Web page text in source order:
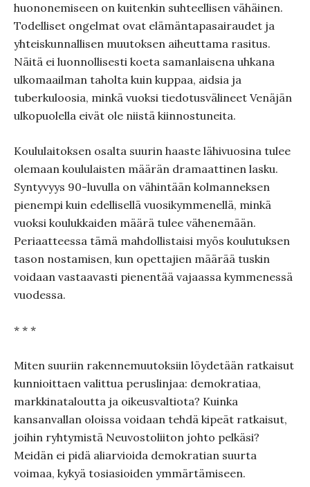
huononemiseen on kuitenkin suhteellisen vähäinen.
Todelliset ongelmat ovat elämäntapasairaudet ja
yhteiskunnallisen muutoksen aiheuttama rasitus.
Näitä ei luonnollisesti koeta samanlaisena uhkana
ulkomaailman taholta kuin kuppaa, aidsia ja
tuberkuloosia, minkä vuoksi tiedotusvälineet Venäjän
ulkopuolella eivät ole niistä kiinnostuneita.
Koululaitoksen osalta suurin haaste lähivuosina tulee
olemaan koululaisten määrän dramaattinen lasku.
Syntyvyys 90-luvulla on vähintään kolmanneksen
pienempi kuin edellisellä vuosikymmenellä, minkä
vuoksi koulukkaiden määrä tulee vähenemään.
Periaatteessa tämä mahdollistaisi myös koulutuksen
tason nostamisen, kun opettajien määrää tuskin
voidaan vastaavasti pienentää vajaassa kymmenessä
vuodessa.
* * *
Miten suuriin rakennemuutoksiin löydetään ratkaisut
kunnioittaen valittua peruslinjaa: demokratiaa,
markkinataloutta ja oikeusvaltiota? Kuinka
kansanvallan oloissa voidaan tehdä kipeät ratkaisut,
joihin ryhtymistä Neuvostoliiton johto pelkäsi?
Meidän ei pidä aliarvioida demokratian suurta
voimaa, kykyä tosiasioiden ymmärtämiseen.